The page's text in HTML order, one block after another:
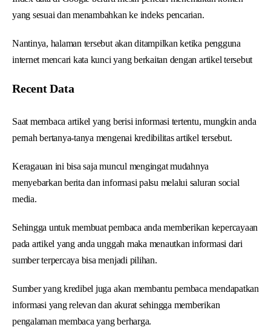
yang sesuai dan menambahkan ke indeks pencarian.
Nantinya, halaman tersebut akan ditampilkan ketika pengguna
internet mencari kata kunci yang berkaitan dengan artikel tersebut
Recent Data
Saat membaca artikel yang berisi informasi tertentu, mungkin anda
pernah bertanya-tanya mengenai kredibilitas artikel tersebut.
Keragauan ini bisa saja muncul mengingat mudahnya
menyebarkan berita dan informasi palsu melalui saluran social
media.
Sehingga untuk membuat pembaca anda memberikan kepercayaan
pada artikel yang anda unggah maka menautkan informasi dari
sumber terpercaya bisa menjadi pilihan.
Sumber yang kredibel juga akan membantu pembaca mendapatkan
informasi yang relevan dan akurat sehingga memberikan
pengalaman membaca yang berharga.